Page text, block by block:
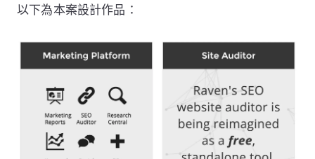
以下為本案設計作品：